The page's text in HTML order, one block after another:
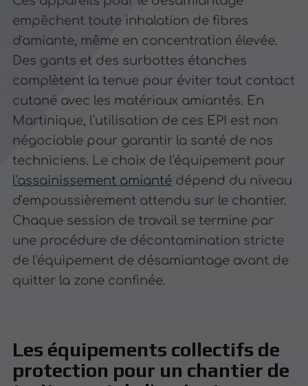
empêchent toute inhalation de fibres
d'amiante, même en concentration élevée.
Des gants et des surbottes étanches
complètent la tenue pour éviter tout contact
cutané avec les matériaux amiantés. En
Martinique, l'utilisation de ces EPI est non
négociable pour garantir la santé de nos
techniciens. Le choix de l'équipement pour
l'assainissement amianté dépend du niveau
d'empoussièrement attendu sur le chantier.
Chaque session de travail se termine par
une procédure de décontamination stricte
de l'équipement de désamiantage avant de
quitter la zone confinée.
Les équipements collectifs de
protection pour un chantier de